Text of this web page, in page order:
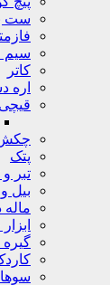
ست
سیم
کاتر
اره
قیچی
پتک
تبر
بیل